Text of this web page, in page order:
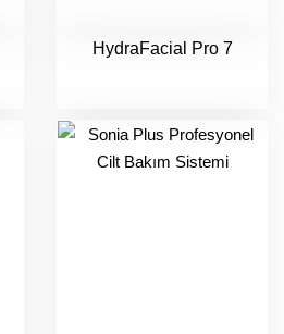
HydraFacial Pro 7